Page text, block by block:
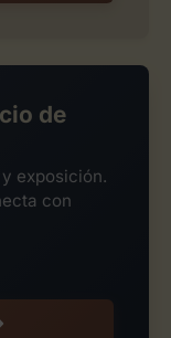
de
exposición.
con